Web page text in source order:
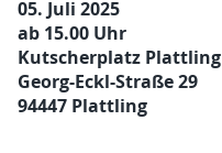
05. Juli 2025
ab 15.00 Uhr
Kutscherplatz Plattling
Georg-Eckl-Straße 29
94447 Plattling